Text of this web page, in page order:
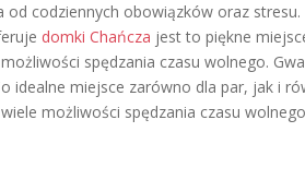
codziennych obowiązków oraz stresu.
domki Chańcza jest to piękne
spędzania czasu wolnego.
idealne miejsce zarówno dla par, jak i
możliwości spędzania czasu